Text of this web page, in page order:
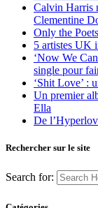
Calvin Harris
Clementine
Only the
5 artistes UK
‘Now We
single pour
‘Shit Love’ :
Un premier
Ella
De
Rechercher sur le site
Search for: